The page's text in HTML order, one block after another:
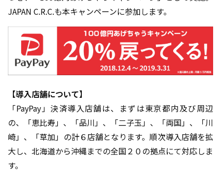
JAPAN C.R.C.も本キャンペーンに参加します。
【導入店舗について】
「PayPay」決済導入店舗は、まずは東京都内及び周辺
の、「恵比寿」、「品川」、「二子玉」、「両国」、「川
崎」、「草加」の計６店舗となります。順次導入店舗を拡
大し、北海道から沖縄までの全国２０の拠点にて対応しま
す。